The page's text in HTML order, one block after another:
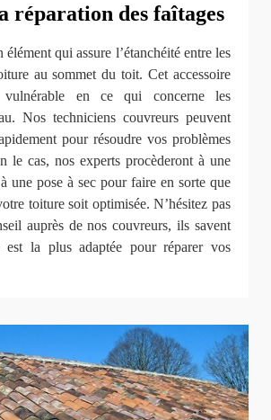
réparation des faîtages
qui assure l’étanchéité entre les
au sommet du toit. Cet accessoire
en ce qui concerne les
Nos techniciens couvreurs peuvent
pour résoudre vos problèmes
le cas, nos experts procèderont à une
une pose à sec pour faire en sorte que
toiture soit optimisée. N’hésitez pas
auprès de nos couvreurs, ils savent
est la plus adaptée pour réparer vos